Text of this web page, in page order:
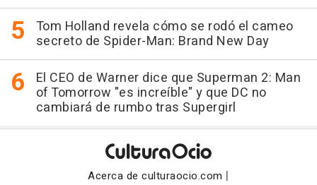
Tom Holland revela cómo se rodó el cameo
secreto de Spider-Man: Brand New Day
El CEO de Warner dice que Superman 2: Man
of Tomorrow "es increíble" y que DC no
cambiará de rumbo tras Supergirl
Acerca de culturaocio.com |